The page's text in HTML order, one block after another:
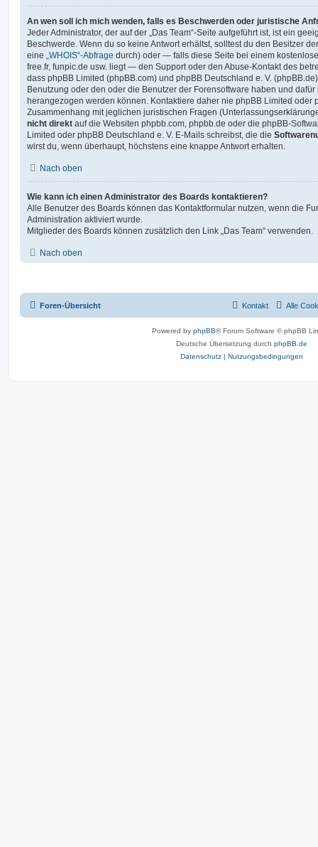
An wen soll ich mich wenden, falls es Beschwerden oder juristische
Jeder Administrator, der auf der „Das Team“-Seite aufgeführt ist, ist ein
Beschwerde. Wenn du so keine Antwort erhältst, solltest du den Besitzer
eine „WHOIS“-Abfrage durch) oder — falls diese Seite bei einem
free.fr, funpic.de usw. liegt — den Support oder den Abuse-Kontakt des
dass phpBB Limited (phpBB.com) und phpBB Deutschland e. V.
Benutzung oder den oder die Benutzer der Forensoftware haben und
herangezogen werden können. Kontaktiere daher nie phpBB Limited oder
Zusammenhang mit jeglichen juristischen Fragen
nicht direkt auf die Websiten phpbb.com, phpbb.de oder die phpBB-
Limited oder phpBB Deutschland e. V. E-Mails schreibst, die die
wirst du, wenn überhaupt, höchstens eine knappe Antwort erhalten.
Nach oben
Wie kann ich einen Administrator des Boards kontaktieren?
Alle Benutzer des Boards können das Kontaktformular nutzen, wenn die
Administration aktiviert wurde.
Mitglieder des Boards können zusätzlich den Link „Das Team“ verwenden.
Nach oben
Foren-Übersicht Alle
Kontakt
Powered by phpBB® Forum Software © phpBB
Deutsche Übersetzung durch phpBB.de
Datenschutz | Nutzungsbedingungen